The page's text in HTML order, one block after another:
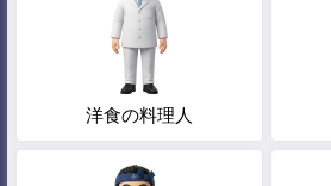
洋食の料理人